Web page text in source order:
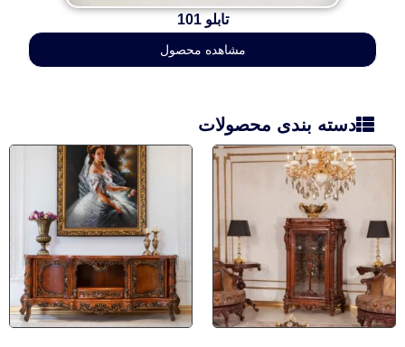
تابلو 101
مشاهده محصول
دسته بندی محصولات